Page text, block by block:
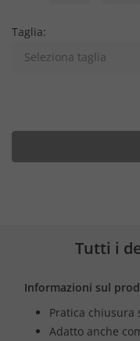
Taglia:
Seleziona taglia
Tutti i
Informazioni sul
Pratica chiusura
Adatto anche